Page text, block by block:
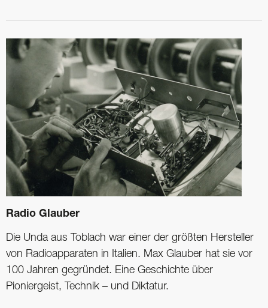
Radio Glauber
Die Unda aus Toblach war einer der größten ­Hersteller
von Radioapparaten in Italien. Max Glauber hat sie vor
100 Jahren gegründet. Eine Geschichte über
Pioniergeist, Technik – und Diktatur.